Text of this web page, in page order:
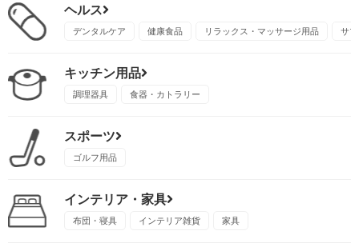
ヘルス
デンタルケア 健康食品 リラックス・マッサージ用品 サ
キッチン用品
調理器具 食器・カトラリー
スポーツ
ゴルフ用品
インテリア・家具
布団・寝具 インテリア雑貨 家具